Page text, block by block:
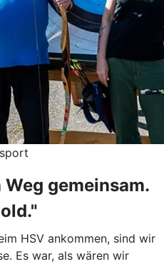
gemeinsam.
HSV ankommen, sind wir
Es war, als wären wir